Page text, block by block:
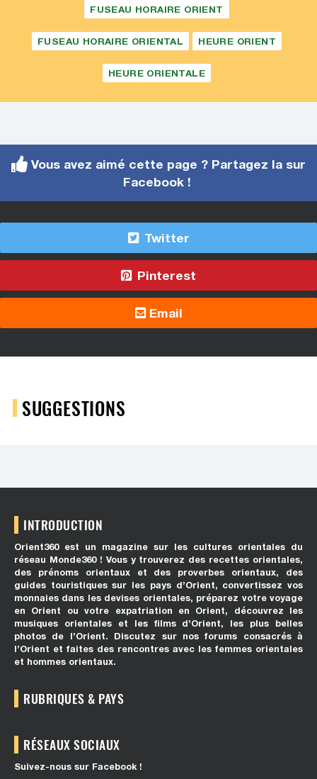
FUSEAU HORAIRE ORIENT
FUSEAU HORAIRE ORIENTAL HEURE ORIENT
HEURE ORIENTALE
Vous avez aimé cette page ? Partagez la sur
Facebook !
Twitter
Pinterest
Email
SUGGESTIONS
INTRODUCTION
Orient360 est un magazine sur les cultures orientales du
réseau Monde360 ! Vous y trouverez des recettes orientales,
des prénoms orientaux et des proverbes orientaux, des
guides touristiques sur les pays d’Orient, convertissez vos
monnaies dans les devises orientales, préparez votre voyage
en Orient ou votre expatriation en Orient, découvrez les
musiques orientales et les films d’Orient, les plus belles
photos de l’Orient. Discutez sur nos forums consacrés à
l’Orient et faites des rencontres avec les femmes orientales
et hommes orientaux.
RUBRIQUES & PAYS
RÉSEAUX SOCIAUX
Suivez-nous sur Facebook !